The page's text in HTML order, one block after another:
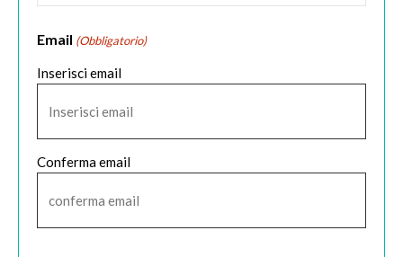
Email (Obbligatorio)
Inserisci email
Conferma email